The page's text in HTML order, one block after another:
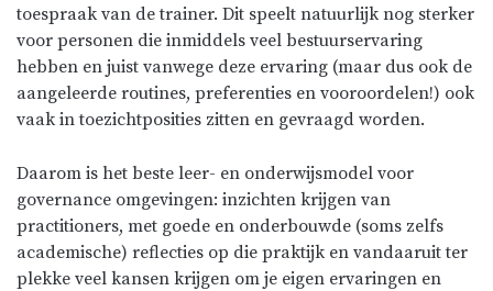
toespraak van de trainer. Dit speelt natuurlijk nog sterker
voor personen die inmiddels veel bestuurservaring
hebben en juist vanwege deze ervaring (maar dus ook de
aangeleerde routines, preferenties en vooroordelen!) ook
vaak in toezichtposities zitten en gevraagd worden.
Daarom is het beste leer- en onderwijsmodel voor
governance omgevingen: inzichten krijgen van
practitioners, met goede en onderbouwde (soms zelfs
academische) reflecties op die praktijk en vandaaruit ter
plekke veel kansen krijgen om je eigen ervaringen en